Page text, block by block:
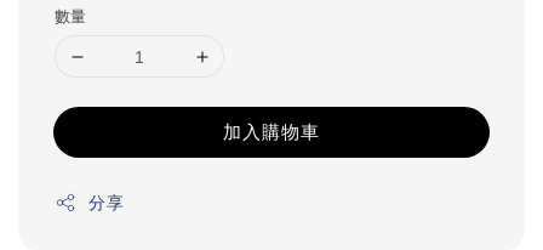
數量
加入購物車
分享